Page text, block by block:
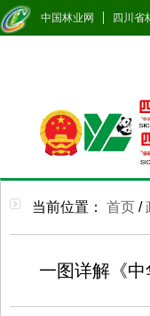
中国林业网 四川省
当前位置： 首页 /
一图详解《中